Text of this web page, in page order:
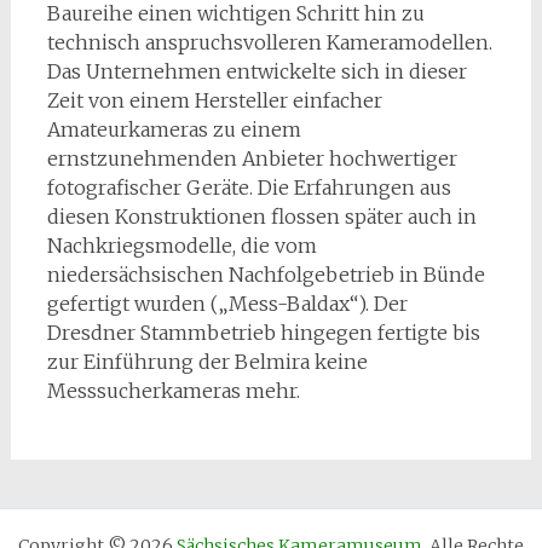
Baureihe einen wichtigen Schritt hin zu
technisch anspruchsvolleren Kameramodellen.
Das Unternehmen entwickelte sich in dieser
Zeit von einem Hersteller einfacher
Amateurkameras zu einem
ernstzunehmenden Anbieter hochwertiger
fotografischer Geräte. Die Erfahrungen aus
diesen Konstruktionen flossen später auch in
Nachkriegsmodelle, die vom
niedersächsischen Nachfolgebetrieb in Bünde
gefertigt wurden („Mess-Baldax“). Der
Dresdner Stammbetrieb hingegen fertigte bis
zur Einführung der Belmira keine
Messsucherkameras mehr.